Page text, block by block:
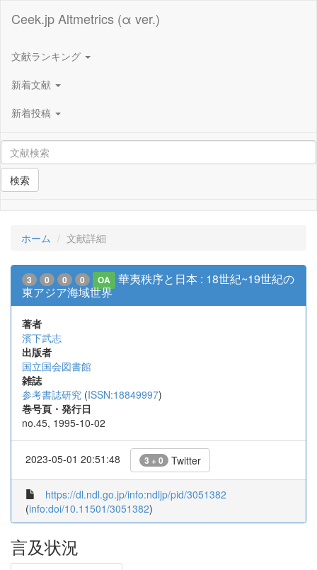
Ceek.jp Altmetrics (α ver.)
文献ランキング
新着文献
新着投稿
検索
ホーム 文献詳細
3 0 0 0 OA
華夷秩序と日本 : 18世紀~19世紀の
東アジア海域世界
著者
濱下武志
出版者
国立国会図書館
雑誌
参考書誌研究 (ISSN:18849997)
巻号頁・発行日
no.45, 1995-10-02
2023-05-01 20:51:48 3 + 0 Twitter
https://dl.ndl.go.jp/info:ndljp/pid/3051382
(info:doi/10.11501/3051382)
言及状況